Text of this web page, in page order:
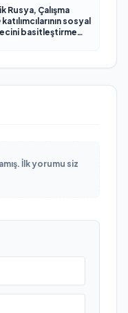
Rusya, Çalışma
sosyal
basitleştirme
İlk yorumu siz